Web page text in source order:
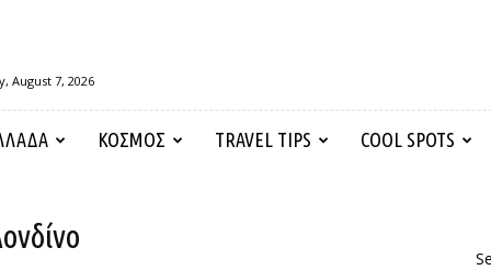
August 7, 2026
ΚΟΣΜΟΣ TRAVEL TIPS COOL SPOTS